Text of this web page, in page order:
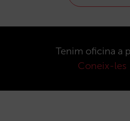
Tenim oficina a
Coneix-les